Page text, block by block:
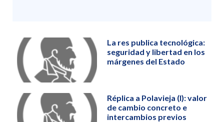
La res publica tecnológica:
seguridad y libertad en los
márgenes del Estado
Réplica a Polavieja (I): valor
de cambio concreto e
intercambios previos